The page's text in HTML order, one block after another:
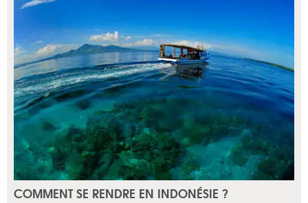
COMMENT SE RENDRE EN INDONÉSIE ?